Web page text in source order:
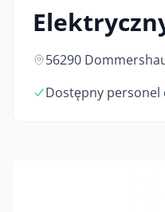
56290
Dostępny personel